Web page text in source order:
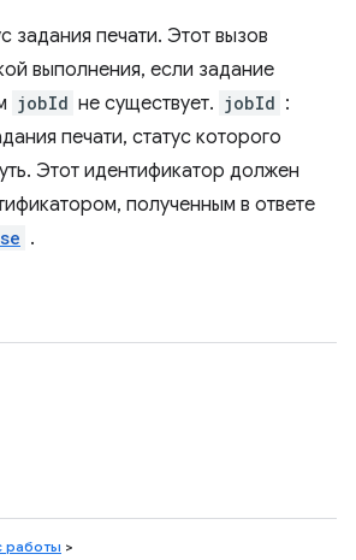
задания печати. ​​Этот вызов
выполнения, если задание
jobId не существует. jobId :
печати, статус которого
Этот идентификатор должен
полученным в ответе
.
работы >